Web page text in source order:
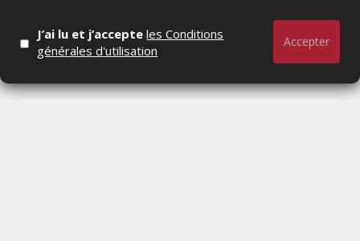
J’ai lu et j’accepteles Conditions
générales d'utilisation
Accepter